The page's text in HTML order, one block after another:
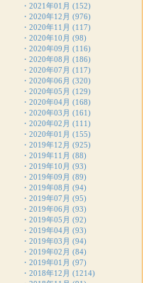
・ 2021年01月 (152)
・ 2020年12月 (976)
・ 2020年11月 (117)
・ 2020年10月 (98)
・ 2020年09月 (116)
・ 2020年08月 (186)
・ 2020年07月 (117)
・ 2020年06月 (320)
・ 2020年05月 (129)
・ 2020年04月 (168)
・ 2020年03月 (161)
・ 2020年02月 (111)
・ 2020年01月 (155)
・ 2019年12月 (925)
・ 2019年11月 (88)
・ 2019年10月 (93)
・ 2019年09月 (89)
・ 2019年08月 (94)
・ 2019年07月 (95)
・ 2019年06月 (93)
・ 2019年05月 (92)
・ 2019年04月 (93)
・ 2019年03月 (94)
・ 2019年02月 (84)
・ 2019年01月 (97)
・ 2018年12月 (1214)